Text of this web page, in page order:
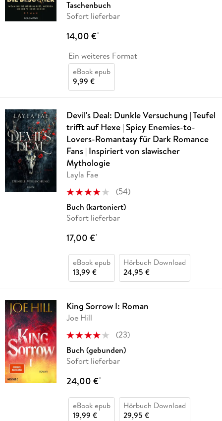
Taschenbuch
Sofort lieferbar
14,00 €*
Ein weiteres Format
eBook epub
9,99 €
Devil's Deal: Dunkle Versuchung | Teufel
trifft auf Hexe | Spicy Enemies-to-
Lovers-Romantasy für Dark Romance
Fans | Inspiriert von slawischer
Mythologie
Layla Fae
(54)
Buch (kartoniert)
Sofort lieferbar
17,00 €*
eBook epub
13,99 €
Hörbuch Download
24,95 €
King Sorrow I: Roman
Joe Hill
(23)
Buch (gebunden)
Sofort lieferbar
24,00 €*
eBook epub
19,99 €
Hörbuch Download
29,95 €